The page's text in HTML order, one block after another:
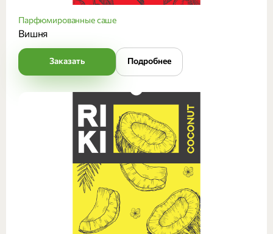
Парфюмированные саше
Вишня
Заказать Подробнее